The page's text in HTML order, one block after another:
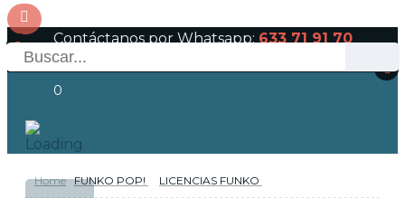
Contáctanos por Whatsapp:633 71 91 70
0
OFERTAS
Home FUNKO POP! LICENCIAS FUNKO